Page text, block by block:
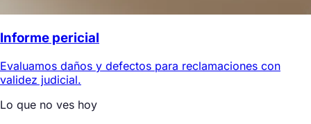
Informe pericial
Evaluamos daños y defectos para reclamaciones con
validez judicial.
Lo que no ves hoy